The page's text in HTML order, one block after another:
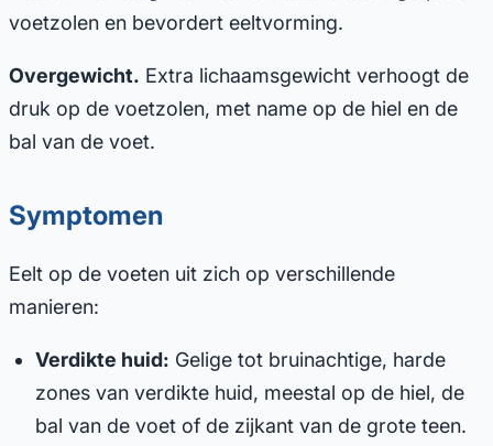
voetzolen en bevordert eeltvorming.
Overgewicht. Extra lichaamsgewicht verhoogt de
druk op de voetzolen, met name op de hiel en de
bal van de voet.
Symptomen
Eelt op de voeten uit zich op verschillende
manieren:
Verdikte huid: Gelige tot bruinachtige, harde
zones van verdikte huid, meestal op de hiel, de
bal van de voet of de zijkant van de grote teen.